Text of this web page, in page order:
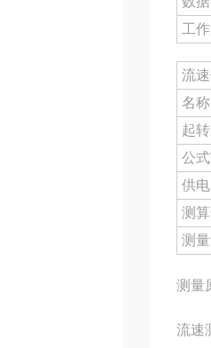
工
流
名称
起
公
供
测
测
测量
流速